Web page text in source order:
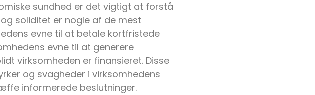
sundhed er det vigtigt at forstå
soliditet er nogle af de mest
evne til at betale kortfristede
evne til at generere
virksomheden er finansieret. Disse
og svagheder i virksomhedens
informerede beslutninger.